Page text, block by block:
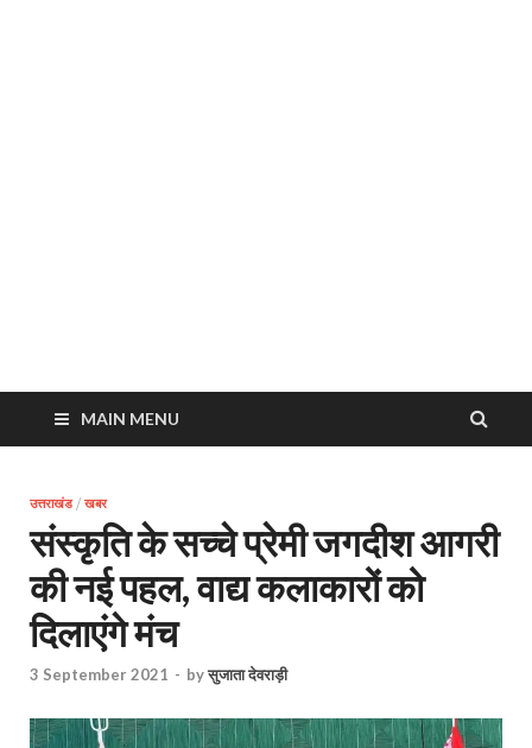
MAIN MENU
उत्तराखंड/ खबर
संस्कृति के सच्चे प्रेमी जगदीश आगरी
की नई पहल, वाद्य कलाकारों को
दिलाएंगे मंच
3 September 2021 - byसुजाता देवराड़ी